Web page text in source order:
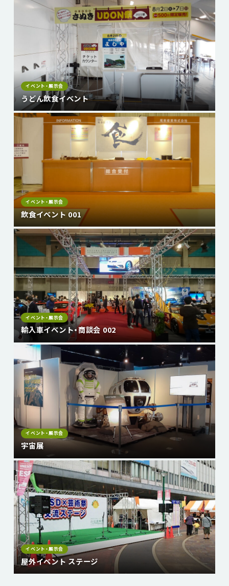
イベント・展示会
うどん飲食イベント
イベント・展示会
飲食イベント 001
イベント・展示会
輸入車イベント・商談会 002
イベント・展示会
宇宙展
イベント・展示会
屋外イベント ステージ